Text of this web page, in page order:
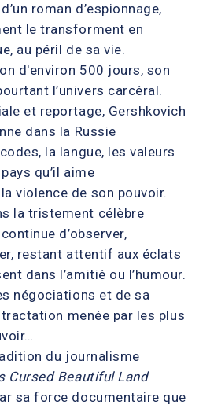
roman d’espionnage,
le transforment en
au péril de sa vie.
d'environ 500 jours, son
l’univers carcéral.
et reportage, Gershkovich
dans la Russie
la langue, les valeurs
qu’il aime
violence de son pouvoir.
la tristement célèbre
d’observer,
restant attentif aux éclats
dans l’amitié ou l’humour.
négociations et de sa
menée par les plus
du journalisme
Cursed Beautiful Land
sa force documentaire que